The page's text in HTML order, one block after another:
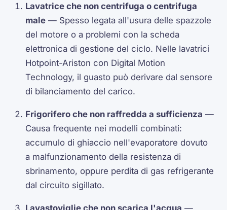
Lavatrice che non centrifuga o centrifuga
male — Spesso legata all'usura delle spazzole
del motore o a problemi con la scheda
elettronica di gestione del ciclo. Nelle lavatrici
Hotpoint-Ariston con Digital Motion
Technology, il guasto può derivare dal sensore
di bilanciamento del carico.
Frigorifero che non raffredda a sufficienza —
Causa frequente nei modelli combinati:
accumulo di ghiaccio nell'evaporatore dovuto
a malfunzionamento della resistenza di
sbrinamento, oppure perdita di gas refrigerante
dal circuito sigillato.
Lavastoviglie che non scarica l'acqua —